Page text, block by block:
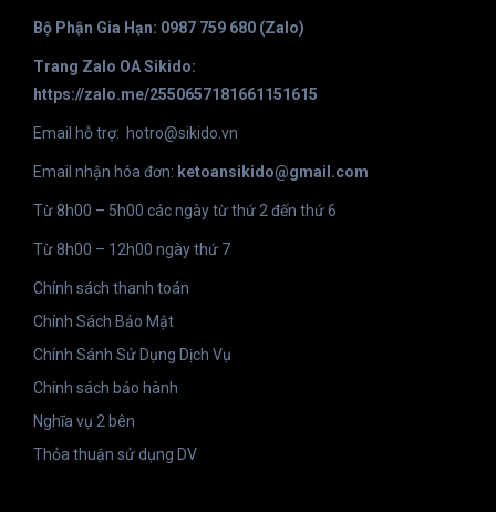
Bộ Phận Gia Hạn: 0987 759 680 (Zalo)
Trang Zalo OA Sikido:
https://zalo.me/2550657181661151615
Email hỗ trợ: hotro@sikido.vn
Email nhận hóa đơn: ketoansikido@gmail.com
Từ 8h00 – 5h00 các ngày từ thứ 2 đến thứ 6
Từ 8h00 – 12h00 ngày thứ 7
Chính sách thanh toán
Chính Sách Bảo Mật
Chính Sánh Sử Dụng Dịch Vụ
Chính sách bảo hành
Nghĩa vụ 2 bên
Thỏa thuận sử dụng DV